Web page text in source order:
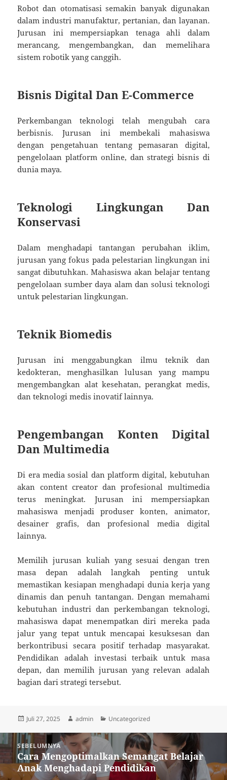
Robot dan otomatisasi semakin banyak digunakan
dalam industri manufaktur, pertanian, dan layanan.
Jurusan ini mempersiapkan tenaga ahli dalam
merancang, mengembangkan, dan memelihara
sistem robotik yang canggih.
Bisnis Digital Dan E-Commerce
Perkembangan teknologi telah mengubah cara
berbisnis. Jurusan ini membekali mahasiswa
dengan pengetahuan tentang pemasaran digital,
pengelolaan platform online, dan strategi bisnis di
dunia maya.
Teknologi Lingkungan Dan
Konservasi
Dalam menghadapi tantangan perubahan iklim,
jurusan yang fokus pada pelestarian lingkungan ini
sangat dibutuhkan. Mahasiswa akan belajar tentang
pengelolaan sumber daya alam dan solusi teknologi
untuk pelestarian lingkungan.
Teknik Biomedis
Jurusan ini menggabungkan ilmu teknik dan
kedokteran, menghasilkan lulusan yang mampu
mengembangkan alat kesehatan, perangkat medis,
dan teknologi medis inovatif lainnya.
Pengembangan Konten Digital
Dan Multimedia
Di era media sosial dan platform digital, kebutuhan
akan content creator dan profesional multimedia
terus meningkat. Jurusan ini mempersiapkan
mahasiswa menjadi produser konten, animator,
desainer grafis, dan profesional media digital
lainnya.
Memilih jurusan kuliah yang sesuai dengan tren
masa depan adalah langkah penting untuk
memastikan kesiapan menghadapi dunia kerja yang
dinamis dan penuh tantangan. Dengan memahami
kebutuhan industri dan perkembangan teknologi,
mahasiswa dapat menempatkan diri mereka pada
jalur yang tepat untuk mencapai kesuksesan dan
berkontribusi secara positif terhadap masyarakat.
Pendidikan adalah investasi terbaik untuk masa
depan, dan memilih jurusan yang relevan adalah
bagian dari strategi tersebut.
Diposkan
Juli 27, 2025 Penulis
admin Kategori
Uncategorized
Navigasi
pos
SEBELUMNYA
Pos
sebelumnya:
Cara Mengoptimalkan Semangat Belajar
Anak Menghadapi Pendidikan